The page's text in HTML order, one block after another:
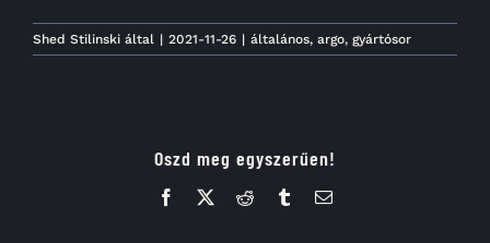
Shed Stilinski által | 2021-11-26 | általános, argo, gyártósor
Oszd meg egyszerűen!
Facebook Reddit TumblrEmail: